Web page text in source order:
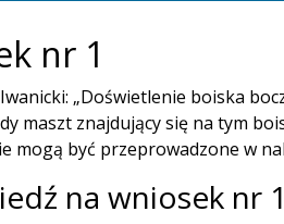
nr 1
Iwanicki: „Doświetlenie boiska
maszt znajdujący się na tym
mogą być przeprowadzone w
na wniosek nr 1